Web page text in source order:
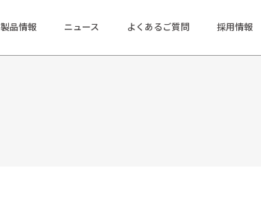
製品情報 ニュース よくあるご質問 採用情報